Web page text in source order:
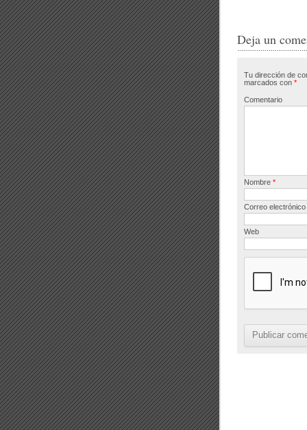
e
o
o
Deja un
Tu dirección de
marcados con *
Comentario
Nombre *
Correo electrónico
Web